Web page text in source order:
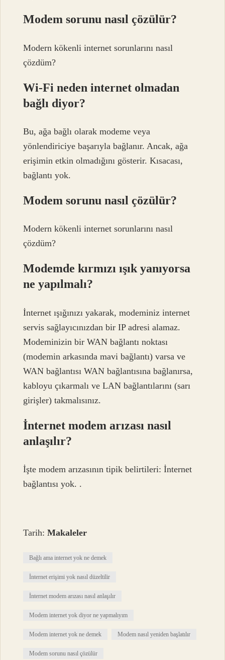
Modem sorunu nasıl çözülür?
Modern kökenli internet sorunlarını nasıl
çözdüm?
Wi-Fi neden internet olmadan
bağlı diyor?
Bu, ağa bağlı olarak modeme veya
yönlendiriciye başarıyla bağlanır. Ancak, ağa
erişimin etkin olmadığını gösterir. Kısacası,
bağlantı yok.
Modem sorunu nasıl çözülür?
Modern kökenli internet sorunlarını nasıl
çözdüm?
Modemde kırmızı ışık yanıyorsa
ne yapılmalı?
İnternet ışığınızı yakarak, modeminiz internet
servis sağlayıcınızdan bir IP adresi alamaz.
Modeminizin bir WAN bağlantı noktası
(modemin arkasında mavi bağlantı) varsa ve
WAN bağlantısı WAN bağlantısına bağlanırsa,
kabloyu çıkarmalı ve LAN bağlantılarını (sarı
girişler) takmalısınız.
İnternet modem arızası nasıl
anlaşılır?
İşte modem arızasının tipik belirtileri: İnternet
bağlantısı yok. .
Tarih:Makaleler
Bağlı ama internet yok ne demek
İnternet erişimi yok nasıl düzeltilir
İnternet modem arızası nasıl anlaşılır
Modem internet yok diyor ne yapmalıyım
Modem internet yok ne demek Modem nasıl yeniden başlatılır
Modem sorunu nasıl çözülür